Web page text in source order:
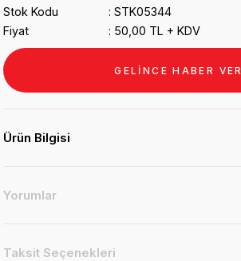
Stok Kodu
STK05344
Fiyat
50,00 TL + KDV
GELİNCE HABER VER
Ürün Bilgisi
Yorumlar
Taksit Seçenekleri